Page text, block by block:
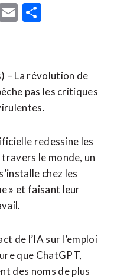
Email
– La révolution de
pas les critiques
redessine les
le monde, un
chez les
» et faisant leur
de l’IA sur l’emploi
que ChatGPT,
des noms de plus